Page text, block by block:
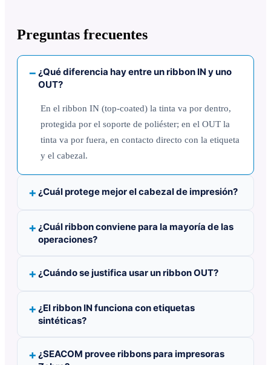
Preguntas frecuentes
¿Qué diferencia hay entre un ribbon IN y uno
OUT?
En el ribbon IN (top-coated) la tinta va por dentro,
protegida por el soporte de poliéster; en el OUT la
tinta va por fuera, en contacto directo con la etiqueta
y el cabezal.
¿Cuál protege mejor el cabezal de impresión?
¿Cuál ribbon conviene para la mayoría de las
operaciones?
¿Cuándo se justifica usar un ribbon OUT?
¿El ribbon IN funciona con etiquetas
sintéticas?
¿SEACOM provee ribbons para impresoras